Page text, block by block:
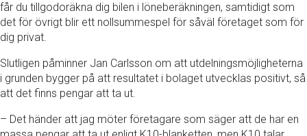
får du tillgodoräkna dig bilen i löneberäkningen, samtidigt som
det för övrigt blir ett nollsummespel för såväl företaget som för
dig privat.
Slutligen påminner Jan Carlsson om att utdelningsmöjligheterna
i grunden bygger på att resultatet i bolaget utvecklas positivt, så
att det finns pengar att ta ut.
– Det händer att jag möter företagare som säger att de har en